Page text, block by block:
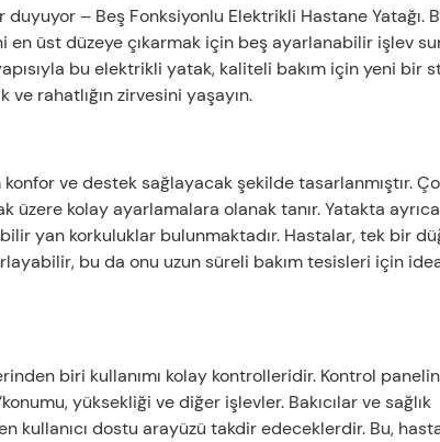
– Beş Fonksiyonlu Elektrikli Hastane Yatağı.
üst düzeye çıkarmak için beş ayarlanabilir işlev
bu elektrikli yatak, kaliteli bakım için yeni bir
rahatlığın zirvesini yaşayın.
ve destek sağlayacak şekilde tasarlanmıştır.
kolay ayarlamalara olanak tanır. Yatakta
yan korkuluklar bulunmaktadır. Hastalar, tek bir
bu da onu uzun süreli bakım tesisleri için
biri kullanımı kolay kontrolleridir. Kontrol
yüksekliği ve diğer işlevler. Bakıcılar ve sağlık
kullanıcı dostu arayüzü takdir edeceklerdir. Bu,